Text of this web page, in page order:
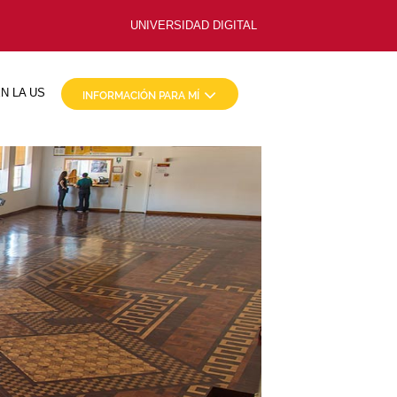
UNIVERSIDAD DIGITAL
LA US